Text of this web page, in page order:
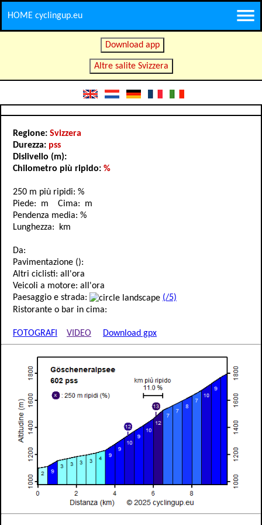
HOME cyclingup.eu
Download app
Altre salite Svizzera
Regione: Svizzera
Durezza: pss
Dislivello (m):
Chilometro più ripido: %
250 m più ripidi: %
Piede: m Cima: m
Pendenza media: %
Lunghezza: km
Da:
Pavimentazione ():
Altri ciclisti: all'ora
Veicoli a motore: all'ora
Paesaggio e strada:
(/5)
Ristorante o bar in cima:
FOTOGRAFI VIDEO Download gpx